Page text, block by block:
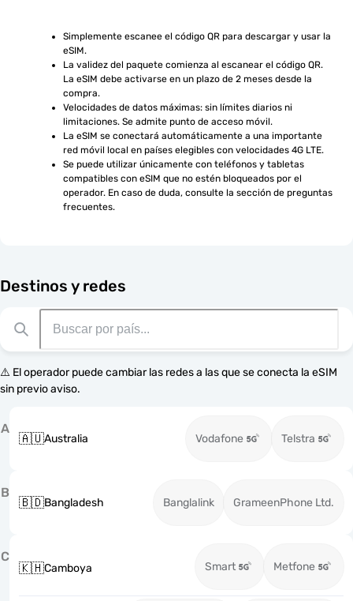
Simplemente escanee el código QR para descargar y usar la
eSIM.
La validez del paquete comienza al escanear el código QR.
La eSIM debe activarse en un plazo de 2 meses desde la
compra.
Velocidades de datos máximas: sin límites diarios ni
limitaciones. Se admite punto de acceso móvil.
La eSIM se conectará automáticamente a una importante
red móvil local en países elegibles con velocidades 4G LTE.
Se puede utilizar únicamente con teléfonos y tabletas
compatibles con eSIM que no estén bloqueados por el
operador. En caso de duda, consulte la sección de preguntas
frecuentes.
Destinos y redes
⚠️ El operador puede cambiar las redes a las que se conecta la eSIM
sin previo aviso.
A
🇦🇺Australia Vodafone Telstra
B
🇧🇩Bangladesh Banglalink GrameenPhone Ltd.
C
🇰🇭Camboya Smart Metfone